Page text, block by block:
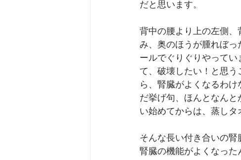
だと思います。﻿
背中の腰より上の左側、
み、奥のほうが腫れぼ
ールでぐりぐりやって
て、破壊したい！と思
ら、腎臓がよくなるわ
だ挙げ句、ほんとなん
い始めてからは、蒸しタ
そんな長い付き合いの腎
腎臓の機能がよくなった